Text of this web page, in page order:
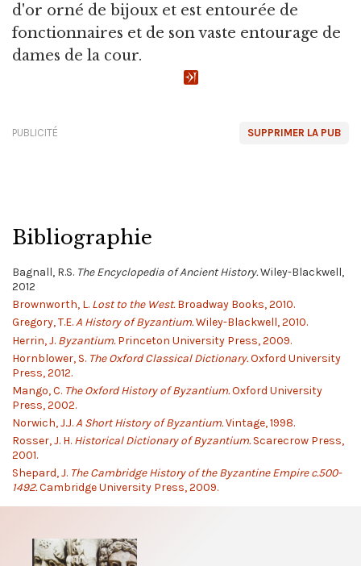
d'or orné de bijoux et est entourée de
fonctionnaires et de son vaste entourage de
dames de la cour.
SUPPRIMER LA PUB
PUBLICITÉ
Bibliographie
Bagnall, R.S. The Encyclopedia of Ancient History.Wiley-Blackwell,
2012
Brownworth, L. Lost to the West.Broadway Books, 2010.
Gregory, T.E.A History of Byzantium.Wiley-Blackwell, 2010.
Herrin, J. Byzantium.Princeton University Press, 2009.
Hornblower, S. The Oxford Classical Dictionary.Oxford University
Press, 2012.
Mango, C. The Oxford History of Byzantium.Oxford University
Press, 2002.
Norwich, J.J.A Short History of Byzantium.Vintage, 1998.
Rosser, J. H. Historical Dictionary of Byzantium.Scarecrow Press,
2001.
Shepard, J. The Cambridge History of the Byzantine Empire c.500-
1492.Cambridge University Press, 2009.